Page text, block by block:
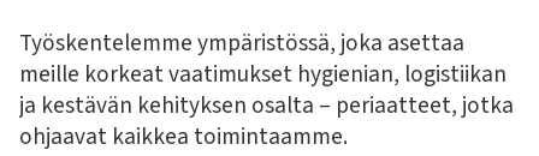
Työskentelemme ympäristössä, joka asettaa
meille korkeat vaatimukset hygienian, logistiikan
ja kestävän kehityksen osalta – periaatteet, jotka
ohjaavat kaikkea toimintaamme.